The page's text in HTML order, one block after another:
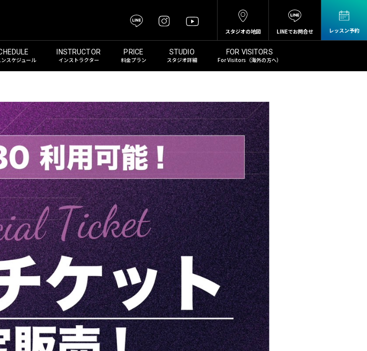
スタジオの地図 LINEでお問合せ レッスン予約
ンスケジュール インストラクター 料金プラン スタジオ詳細 For Visitors（海外の方へ）